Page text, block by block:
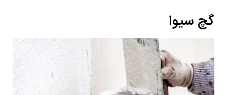
گچ سیوا